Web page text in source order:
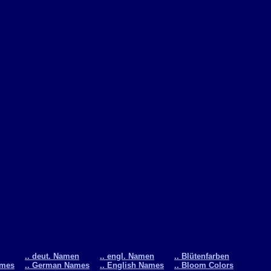
.. deut. Namen
.. German Names
.. engl. Namen
.. English Names
.. Blütenfarben
.. Bloom Colors